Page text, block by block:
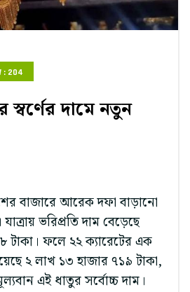
: 204
স্বর্ণের দামে নতুন
বাজারে আরেক দফা বাড়ানো
ভরিপ্রতি দাম বেড়েছে
টাকা। ফলে ২২ ক্যারেটের এক
২ লাখ ১৩ হাজার ৭১৯ টাকা,
এই ধাতুর সর্বোচ্চ দাম।